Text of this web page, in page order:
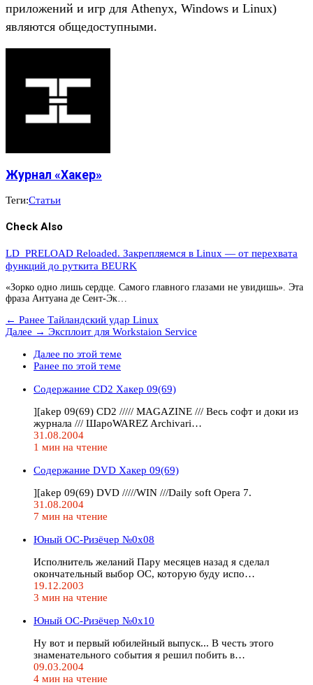
приложений и игр для Athenyx, Windows и Linux)
являются общедоступными.
Журнал «Хакер»
Теги:Статьи
Check Also
LD_PRELOAD Reloaded. Закрепляемся в Linux — от перехвата
функций до руткита BEURK
«Зорко одно лишь сердце. Самого главного глазами не увидишь». Эта
фраза Антуана де Сент-Эк…
← Ранее Тайландский удар Linux
Далее → Эксплоит для Workstaion Service
Далее по этой теме
Ранее по этой теме
Содержание CD2 Хакер 09(69)
][akep 09(69) CD2 ///// MAGAZINE /// Весь софт и доки из
журнала /// ШароWAREZ Archivari…
31.08.2004
1 мин на чтение
Содержание DVD Хакер 09(69)
][akep 09(69) DVD /////WIN ///Daily soft Opera 7.
31.08.2004
7 мин на чтение
Юный ОС-Ризёчер №0x08
Исполнитель желаний Пару месяцев назад я сделал
окончательный выбор ОС, которую буду испо…
19.12.2003
3 мин на чтение
Юный ОС-Ризёчер №0x10
Ну вот и первый юбилейный выпуск... В честь этого
знаменательного события я решил побить в…
09.03.2004
4 мин на чтение